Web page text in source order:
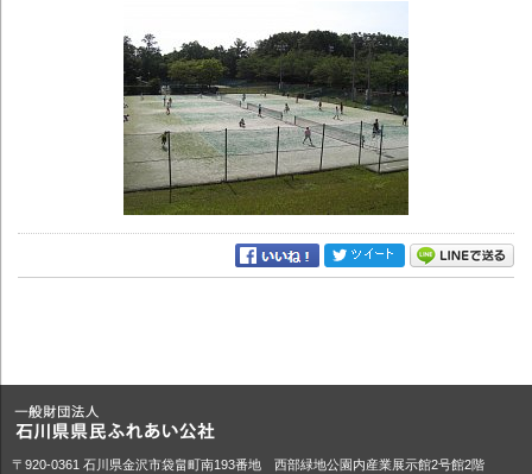
〒920-0361 石川県金沢市袋畠町南193番地 西部緑地公園内産業展示館2号館2階